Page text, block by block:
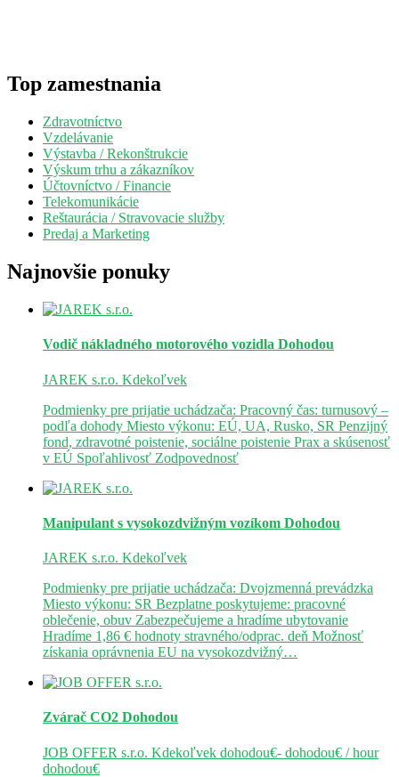
Top zamestnania
Zdravotníctvo
Vzdelávanie
Výstavba / Rekonštrukcie
Výskum trhu a zákazníkov
Účtovníctvo / Financie
Telekomunikácie
Reštaurácia / Stravovacie služby
Predaj a Marketing
Najnovšie ponuky
Vodič nákladného motorového vozidla Dohodou
JAREK s.r.o. Kdekoľvek
Podmienky pre prijatie uchádzača: Pracovný čas: turnusový –
podľa dohody Miesto výkonu: EÚ, UA, Rusko, SR Penzijný
fond, zdravotné poistenie, sociálne poistenie Prax a skúsenosť
v EÚ Spoľahlivosť Zodpovednosť
Manipulant s vysokozdvižným vozíkom Dohodou
JAREK s.r.o. Kdekoľvek
Podmienky pre prijatie uchádzača: Dvojzmenná prevádzka
Miesto výkonu: SR Bezplatne poskytujeme: pracovné
oblečenie, obuv Zabezpečujeme a hradíme ubytovanie
Hradíme 1,86 € hodnoty stravného/odprac. deň Možnosť
získania oprávnenia EU na vysokozdvižný…
Zvárač CO2 Dohodou
JOB OFFER s.r.o. Kdekoľvek dohodou€- dohodou€ / hour
dohodou€